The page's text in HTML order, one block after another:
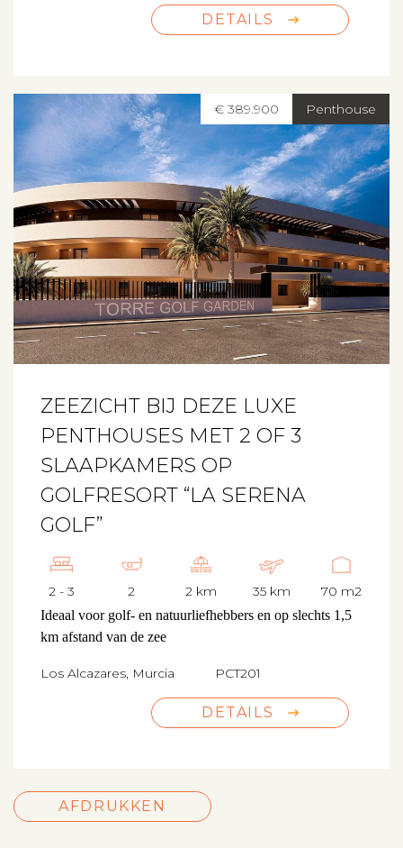
DETAILS
Penthouse
€ 389.900
ZEEZICHT BIJ DEZE LUXE
PENTHOUSES MET 2 OF 3
SLAAPKAMERS OP
GOLFRESORT “LA SERENA
GOLF”
2 - 3 2 2 km 35 km 70 m2
Ideaal voor golf- en natuurliefhebbers en op slechts 1,5
km afstand van de zee
Los Alcazares, Murcia PCT201
DETAILS
AFDRUKKEN